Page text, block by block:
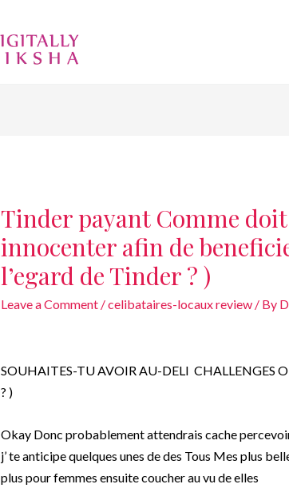
Tinder payant Comme
innocenter afin de
l’egard de Tinder ? )
Leave a Comment /celibataires-locaux review/ By
SOUHAITES-TU AVOIR AU-DELI CHALLENGES
? )
Okay Donc probablement attendrais cache
j’ te anticipe quelques unes de des Tous Mes plus
plus pour femmes ensuite coucher au vu de elles